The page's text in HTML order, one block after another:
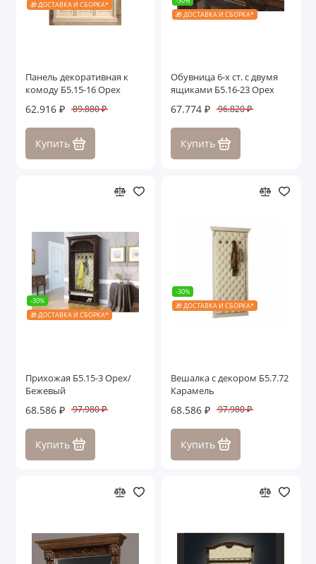
🎁 ДОСТАВКА И СБОРКА*
Панель декоративная к
комоду Б5.15-16 Орех
62.916 ₽ 89.880 ₽
Купить
🎁 ДОСТАВКА И СБОРКА*
Обувница 6-х ст. с двумя
ящиками Б5.16-23 Орех
67.774 ₽ 96.820 ₽
Купить
-30%
🎁 ДОСТАВКА И СБОРКА*
Прихожая Б5.15-3 Орех/
Бежевый
68.586 ₽ 97.980 ₽
Купить
-30%
🎁 ДОСТАВКА И СБОРКА*
Вешалка с декором Б5.7.72
Карамель
68.586 ₽ 97.980 ₽
Купить